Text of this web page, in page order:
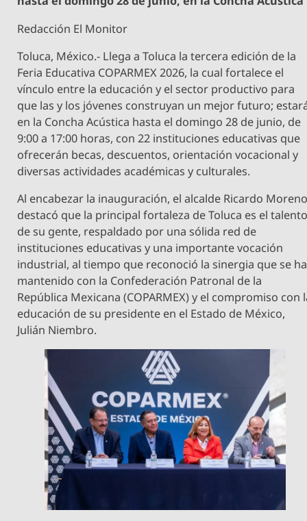
Redacción El Monitor
Toluca, México.- Llega a Toluca la tercera edición de la
Feria Educativa COPARMEX 2026, la cual fortalece el
vínculo entre la educación y el sector productivo para
que las y los jóvenes construyan un mejor futuro;
en la Concha Acústica hasta el domingo 28 de junio, de
9:00 a 17:00 horas, con 22 instituciones educativas que
ofrecerán becas, descuentos, orientación vocacional y
diversas actividades académicas y culturales.
Al encabezar la inauguración, el alcalde Ricardo
destacó que la principal fortaleza de Toluca es el
de su gente, respaldado por una sólida red de
instituciones educativas y una importante vocación
industrial, al tiempo que reconoció la sinergia que se ha
mantenido con la Confederación Patronal de la
República Mexicana (COPARMEX) y el compromiso con
educación de su presidente en el Estado de México,
Julián Niembro.